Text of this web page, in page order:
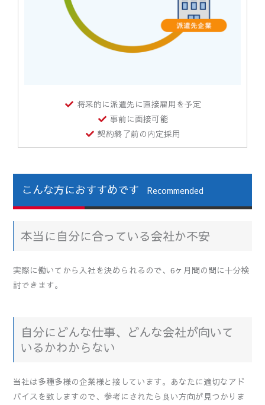
将来的に派遣先に直接雇用を予定
事前に面接可能
契約終了前の内定採用
こんな方におすすめです Recommended
本当に自分に合っている会社か不安
実際に働いてから入社を決められるので、6ヶ月間の間に十分検
討できます。
自分にどんな仕事、どんな会社が向いて
いるかわからない
当社は多種多様の企業様と接しています。あなたに適切なアド
バイスを致しますので、参考にされたら良い方向が見つかりま